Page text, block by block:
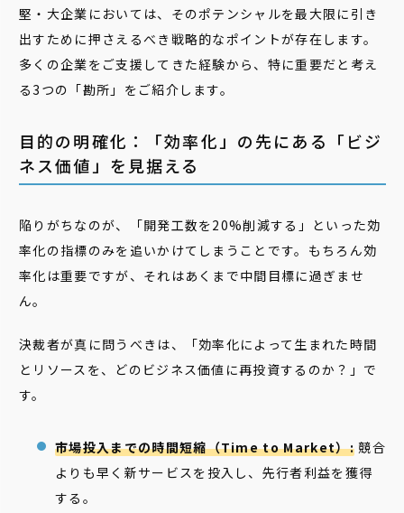
堅・大企業においては、そのポテンシャルを最大限に引き
出すために押さえるべき戦略的なポイントが存在します。
多くの企業をご支援してきた経験から、特に重要だと考え
る3つの「勘所」をご紹介します。
目的の明確化：「効率化」の先にある「ビジ
ネス価値」を見据える
陥りがちなのが、「開発工数を20%削減する」といった効
率化の指標のみを追いかけてしまうことです。もちろん効
率化は重要ですが、それはあくまで中間目標に過ぎませ
ん。
決裁者が真に問うべきは、「効率化によって生まれた時間
とリソースを、どのビジネス価値に再投資するのか？」で
す。
市場投入までの時間短縮（Time to Market）:競合
よりも早く新サービスを投入し、先行者利益を獲得
する。